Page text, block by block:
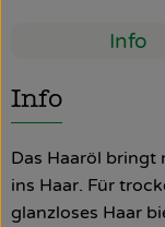
Schulen & Kitas
So geht’s
Über uns
Info
Info
Das Haaröl
ins Haar. Für
glanzloses Haar